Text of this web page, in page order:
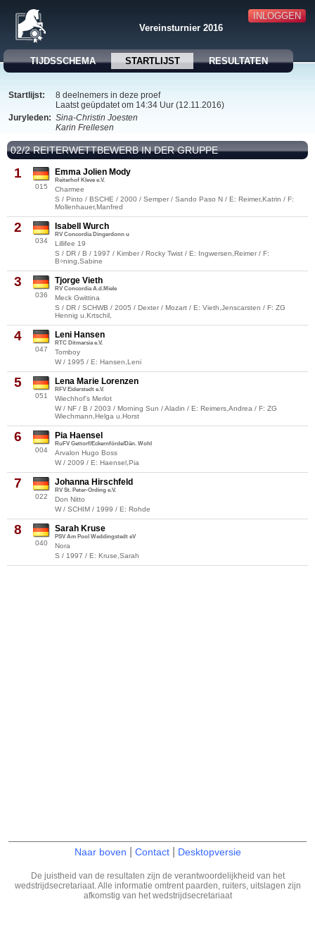
INLOGGEN
Vereinsturnier 2016
TIJDSSCHEMA STARTLIJST RESULTATEN
Startlijst:
8 deelnemers in deze proef
Laatst geüpdatet om 14:34 Uur (12.11.2016)
Juryleden: Sina-Christin Joesten
Karin Frellesen
02/2 REITERWETTBEWERB IN DER GRUPPE
1
015
Emma Jolien Mody
Reiterhof Kleve e.V.
Charmee
S / Pinto / BSCHE / 2000 / Semper / Sando Paso N / E: Reimer,Katrin / F:
Mollenhauer,Manfred
2
034
Isabell Wurch
RV Concordia Dingerdonn u
Lillifee 19
S / DR / B / 1997 / Kimber / Rocky Twist / E: Ingwersen,Reimer / F:
B÷ning,Sabine
3
036
Tjorge Vieth
RV Concordia A.d.Miele
Meck Gwittina
S / DR / SCHWB / 2005 / Dexter / Mozart / E: Vieth,Jenscarsten / F: ZG
Hennig u.Krtschil,
4
047
Leni Hansen
RTC Ditmarsia e.V.
Tomboy
W / 1995 / E: Hansen,Leni
5
051
Lena Marie Lorenzen
RFV Eiderstedt e.V.
Wiechhof's Merlot
W / NF / B / 2003 / Morning Sun / Aladin / E: Reimers,Andrea / F: ZG
Wiechmann,Helga u.Horst
6
004
Pia Haensel
RuFV Gettorf/Eckernförde/Dän. Wohl
Arvalon Hugo Boss
W / 2009 / E: Haensel,Pia
7
022
Johanna Hirschfeld
RV St. Peter-Ording e.V.
Don Nitto
W / SCHIM / 1999 / E: Rohde
8
040
Sarah Kruse
PSV Am Pool Weddingstedt eV
Nora
S / 1997 / E: Kruse,Sarah
Naar boven Contact Desktopversie
De juistheid van de resultaten zijn de verantwoordelijkheid van het
wedstrijdsecretariaat. Alle informatie omtrent paarden, ruiters, uitslagen zijn
afkomstig van het wedstrijdsecretariaat